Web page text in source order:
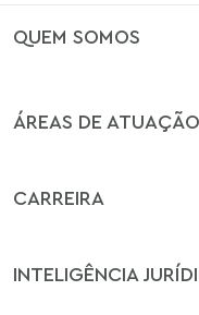
QUEM SOMOS
ÁREAS DE ATUAÇÃO
CARREIRA
INTELIGÊNCIA